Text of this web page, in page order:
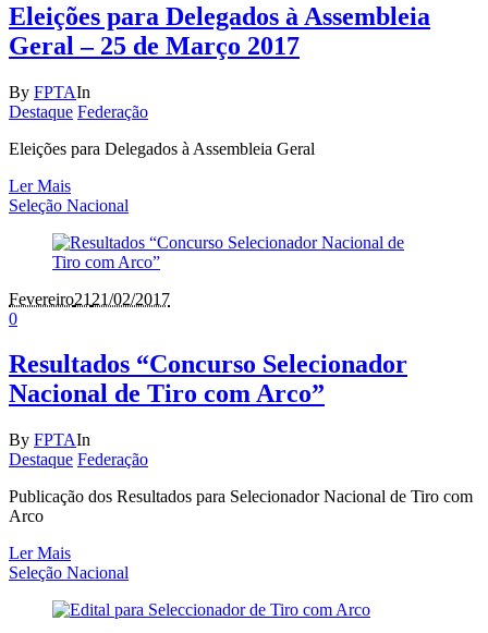
Eleições para Delegados à Assembleia
Geral – 25 de Março 2017
By FPTAIn
Destaque Federação
Eleições para Delegados à Assembleia Geral
Ler Mais
Seleção Nacional
Fevereiro21 21/02/2017
0
Resultados “Concurso Selecionador
Nacional de Tiro com Arco”
By FPTAIn
Destaque Federação
Publicação dos Resultados para Selecionador Nacional de Tiro com
Arco
Ler Mais
Seleção Nacional